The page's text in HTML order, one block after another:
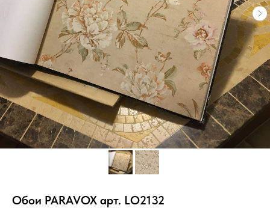
Обои PARAVOX арт. LO2132